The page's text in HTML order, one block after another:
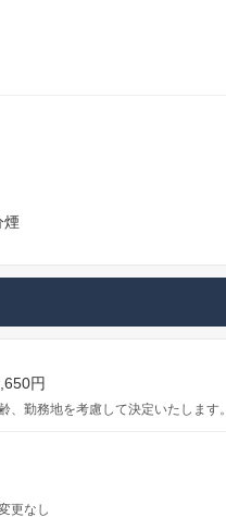
煙
円
、勤務地を考慮して決定いたします。
更なし